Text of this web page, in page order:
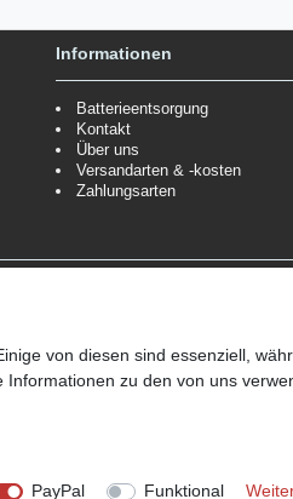
Informationen
Batterieentsorgung
Kontakt
Über uns
Versandarten & -kosten
Zahlungsarten
Artikelgruppe.
von diesen sind essenziell,
zu den von uns
PayPal Funktional